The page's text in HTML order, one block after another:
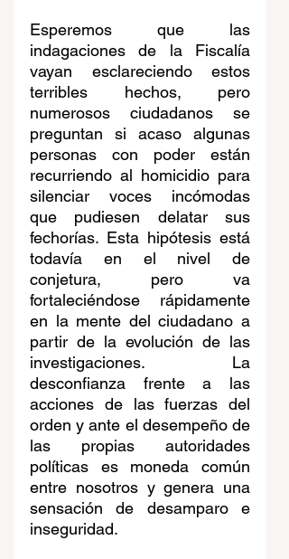
Esperemos que las
indagaciones de la Fiscalía
vayan esclareciendo estos
terribles hechos, pero
numerosos ciudadanos se
preguntan si acaso algunas
personas con poder están
recurriendo al homicidio para
silenciar voces incómodas
que pudiesen delatar sus
fechorías. Esta hipótesis está
todavía en el nivel de
conjetura, pero va
fortaleciéndose rápidamente
en la mente del ciudadano a
partir de la evolución de las
investigaciones. La
desconfianza frente a las
acciones de las fuerzas del
orden y ante el desempeño de
las propias autoridades
políticas es moneda común
entre nosotros y genera una
sensación de desamparo e
inseguridad.